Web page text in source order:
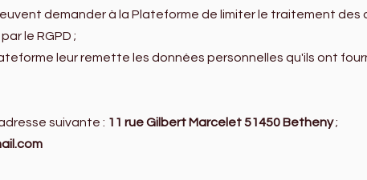
demander à la Plateforme de limiter le traitement des
le RGPD ;
leur remette les données personnelles qu'ils ont
suivante : 11 rue Gilbert Marcelet 51450 Betheny;